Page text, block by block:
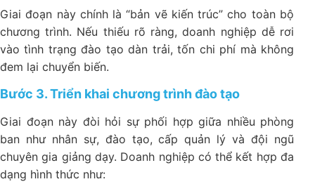
Giai đoạn này chính là “bản vẽ kiến trúc” cho toàn bộ
chương trình. Nếu thiếu rõ ràng, doanh nghiệp dễ rơi
vào tình trạng đào tạo dàn trải, tốn chi phí mà không
đem lại chuyển biến.
Bước 3. Triển khai chương trình đào tạo
Giai đoạn này đòi hỏi sự phối hợp giữa nhiều phòng
ban như nhân sự, đào tạo, cấp quản lý và đội ngũ
chuyên gia giảng dạy. Doanh nghiệp có thể kết hợp đa
dạng hình thức như: